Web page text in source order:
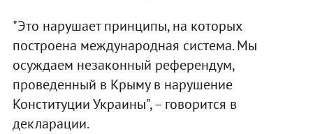
"Это нарушает принципы, на которых
построена международная система. Мы
осуждаем незаконный референдум,
проведенный в Крыму в нарушение
Конституции Украины", – говорится в
декларации.